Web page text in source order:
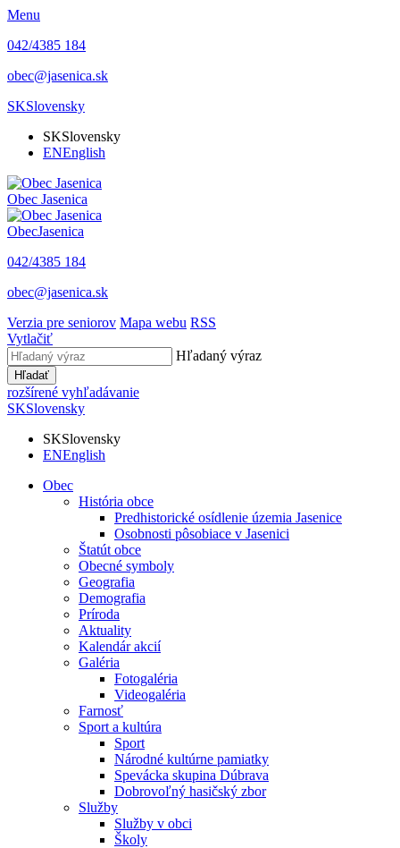
Menu
042/4385 184
obec@jasenica.sk
SKSlovensky
SKSlovensky
ENEnglish
Obec Jasenica
ObecJasenica
042/4385 184
obec@jasenica.sk
Verzia pre seniorov Mapa webu RSS
Vytlačiť
Hľadaný výraz
Hľadať
rozšírené vyhľadávanie
SKSlovensky
SKSlovensky
ENEnglish
Obec
História obce
Predhistorické osídlenie územia Jasenice
Osobnosti pôsobiace v Jasenici
Štatút obce
Obecné symboly
Geografia
Demografia
Príroda
Aktuality
Kalendár akcií
Galéria
Fotogaléria
Videogaléria
Farnosť
Sport a kultúra
Sport
Národné kultúrne pamiatky
Spevácka skupina Dúbrava
Dobrovoľný hasičský zbor
Služby
Služby v obci
Školy